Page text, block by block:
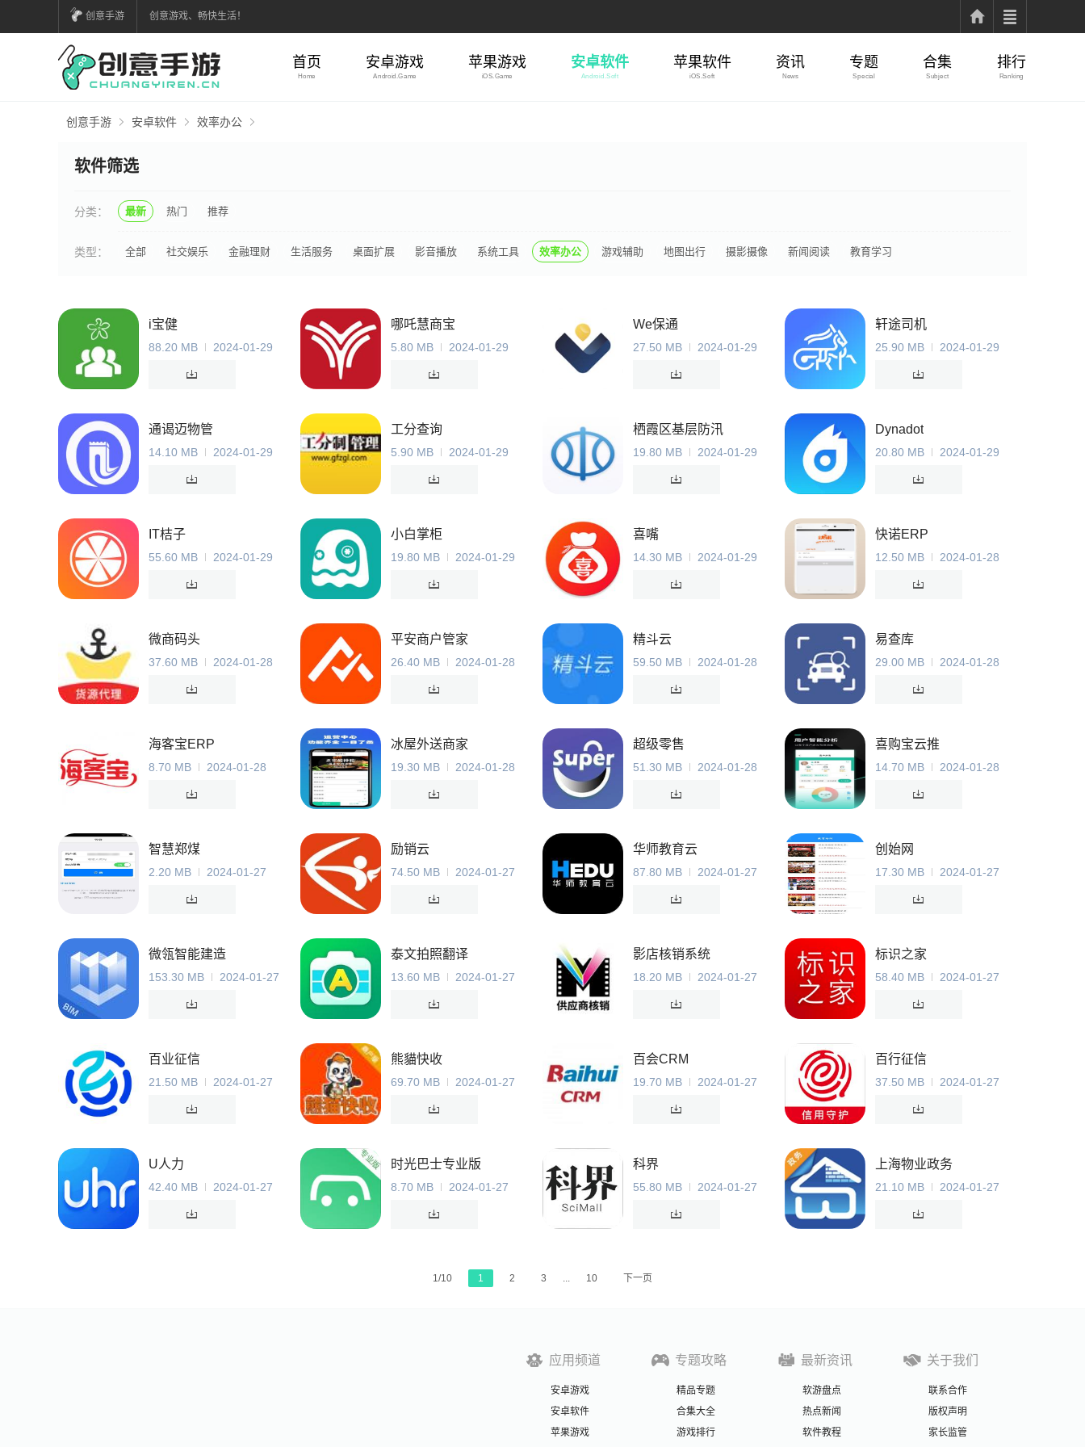
创意手游 创意游戏、畅快生活！
首页
Home
安卓游戏
Android.Game
苹果游戏
iOS.Game
安卓软件
Android.Soft
苹果软件
iOS.Soft
资讯
News
专题
Special
合集
Subject
排行
Ranking
创意手游 安卓软件 效率办公
软件筛选
分类： 最新 热门 推荐
类型： 全部 社交娱乐 金融理财 生活服务 桌面扩展 影音播放 系统工具 效率办公 游戏辅助 地图出行 摄影摄像 新闻阅读 教育学习
i宝健
88.20 MB 2024-01-29
哪吒慧商宝
5.80 MB 2024-01-29
We保通
27.50 MB 2024-01-29
轩途司机
25.90 MB 2024-01-29
通谒迈物管
14.10 MB 2024-01-29
工分查询
5.90 MB 2024-01-29
栖霞区基层防汛
19.80 MB 2024-01-29
Dynadot
20.80 MB 2024-01-29
IT桔子
55.60 MB 2024-01-29
小白掌柜
19.80 MB 2024-01-29
喜嘴
14.30 MB 2024-01-29
快诺ERP
12.50 MB 2024-01-28
微商码头
37.60 MB 2024-01-28
平安商户管家
26.40 MB 2024-01-28
精斗云
59.50 MB 2024-01-28
易查库
29.00 MB 2024-01-28
海客宝ERP
8.70 MB 2024-01-28
冰屋外送商家
19.30 MB 2024-01-28
超级零售
51.30 MB 2024-01-28
喜购宝云推
14.70 MB 2024-01-28
智慧郑煤
2.20 MB 2024-01-27
励销云
74.50 MB 2024-01-27
华师教育云
87.80 MB 2024-01-27
创始网
17.30 MB 2024-01-27
微瓴智能建造
153.30 MB 2024-01-27
泰文拍照翻译
13.60 MB 2024-01-27
影店核销系统
18.20 MB 2024-01-27
标识之家
58.40 MB 2024-01-27
百业征信
21.50 MB 2024-01-27
熊貓快收
69.70 MB 2024-01-27
百会CRM
19.70 MB 2024-01-27
百行征信
37.50 MB 2024-01-27
U人力
42.40 MB 2024-01-27
时光巴士专业版
8.70 MB 2024-01-27
科界
55.80 MB 2024-01-27
上海物业政务
21.10 MB 2024-01-27
1/10 1 2 3 ... 10 下一页
应用频道
安卓游戏
安卓软件
苹果游戏
专题攻略
精品专题
合集大全
游戏排行
最新资讯
软游盘点
热点新闻
软件教程
关于我们
联系合作
版权声明
家长监管